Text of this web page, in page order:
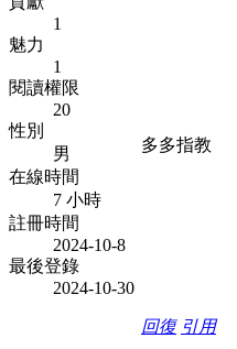
1
魅力
1
閱讀權限
20
性別
男
在線時間
7 小時
註冊時間
2024-10-8
最後登錄
2024-10-30
多多指教
回復 引用